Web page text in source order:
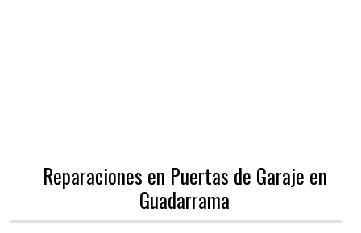
Reparaciones en Puertas de Garaje en
Guadarrama